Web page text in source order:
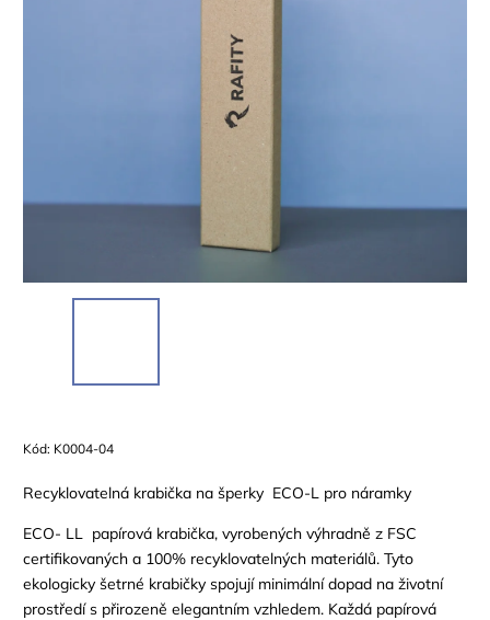
Kód: K0004-04
Recyklovatelná krabička na šperky ECO-L pro náramky
ECO- LL papírová krabička, vyrobených výhradně z FSC
certifikovaných a 100% recyklovatelných materiálů. Tyto
ekologicky šetrné krabičky spojují minimální dopad na životní
prostředí s přirozeně elegantním vzhledem. Každá papírová